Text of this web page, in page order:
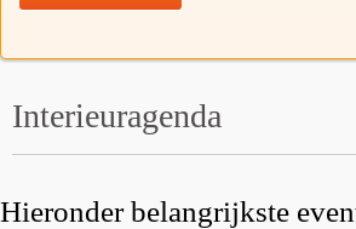
Interieuragenda
Hieronder belangrijkste